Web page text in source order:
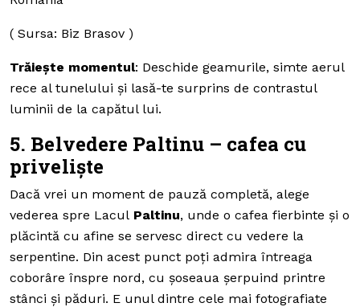
( Sursa: Biz Brasov )
Trăiește momentul: Deschide geamurile, simte aerul
rece al tunelului și lasă-te surprins de contrastul
luminii de la capătul lui.
5. Belvedere Paltinu – cafea cu
priveliște
Dacă vrei un moment de pauză completă, alege
vederea spre Lacul Paltinu, unde o cafea fierbinte și o
plăcintă cu afine se servesc direct cu vedere la
serpentine. Din acest punct poți admira întreaga
coborâre înspre nord, cu șoseaua șerpuind printre
stânci și păduri. E unul dintre cele mai fotografiate